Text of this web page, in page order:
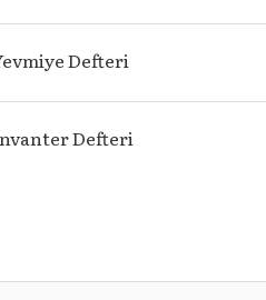
Defteri
Defteri